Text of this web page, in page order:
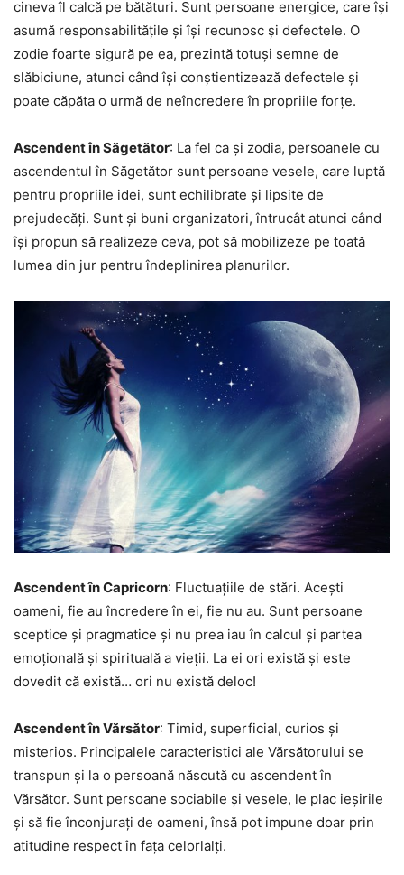
cineva îl calcă pe bătături. Sunt persoane energice, care își
asumă responsabilitățile și își recunosc și defectele. O
zodie foarte sigură pe ea, prezintă totuși semne de
slăbiciune, atunci când își conștientizează defectele și
poate căpăta o urmă de neîncredere în propriile forțe.
Ascendent în Săgetător: La fel ca și zodia, persoanele cu
ascendentul în Săgetător sunt persoane vesele, care luptă
pentru propriile idei, sunt echilibrate și lipsite de
prejudecăți. Sunt și buni organizatori, întrucât atunci când
își propun să realizeze ceva, pot să mobilizeze pe toată
lumea din jur pentru îndeplinirea planurilor.
Ascendent în Capricorn: Fluctuațiile de stări. Acești
oameni, fie au încredere în ei, fie nu au. Sunt persoane
sceptice și pragmatice și nu prea iau în calcul și partea
emoțională și spirituală a vieții. La ei ori există și este
dovedit că există… ori nu există deloc!
Ascendent în Vărsător: Timid, superficial, curios și
misterios. Principalele caracteristici ale Vărsătorului se
transpun și la o persoană născută cu ascendent în
Vărsător. Sunt persoane sociabile și vesele, le plac ieșirile
și să fie înconjurați de oameni, însă pot impune doar prin
atitudine respect în fața celorlalți.